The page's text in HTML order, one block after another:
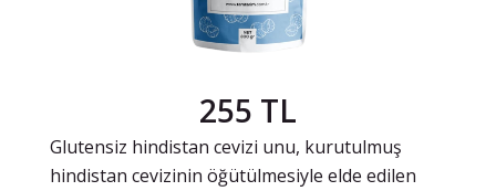
255 TL
Glutensiz hindistan cevizi unu, kurutulmuş
hindistan cevizinin öğütülmesiyle elde edilen